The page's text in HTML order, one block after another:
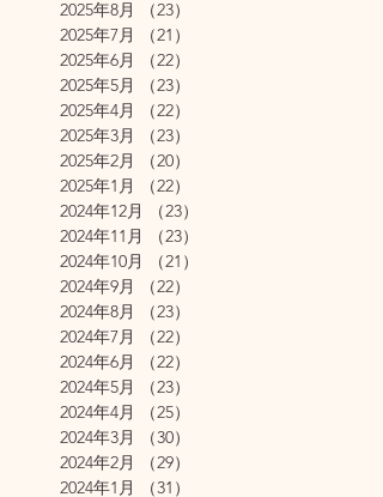
2025年8月
（23）
2025年7月
（21）
2025年6月
（22）
2025年5月
（23）
2025年4月
（22）
2025年3月
（23）
2025年2月
（20）
2025年1月
（22）
2024年12月
（23）
2024年11月
（23）
2024年10月
（21）
2024年9月
（22）
2024年8月
（23）
2024年7月
（22）
2024年6月
（22）
2024年5月
（23）
2024年4月
（25）
2024年3月
（30）
2024年2月
（29）
2024年1月
（31）